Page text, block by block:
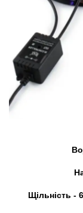
Щільність -